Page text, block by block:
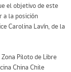
el objetivo de este
a la posición
Carolina Lavín, de la
Piloto de Libre
China Chile